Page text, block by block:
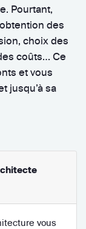
Pourtant,
des
choix des
coûts… Ce
et vous
jusqu’à sa
vous